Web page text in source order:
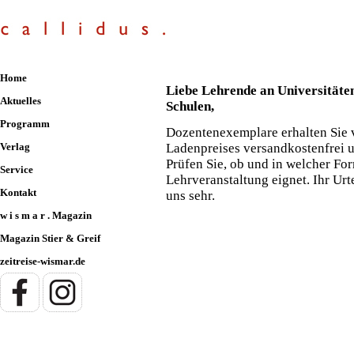
Home
Aktuelles
Programm
Verlag
Service
Kontakt
w i s m a r . Magazin
Magazin Stier & Greif
zeitreise-wismar.de
Liebe Lehrende an
Schulen,
Dozentenexemplare erhalten
Ladenpreises versandkostenfrei
Prüfen Sie, ob und in welcher
Lehrveranstaltung eignet. Ihr
uns sehr.